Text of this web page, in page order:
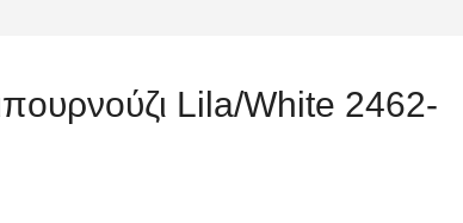
Lila/White 2462-